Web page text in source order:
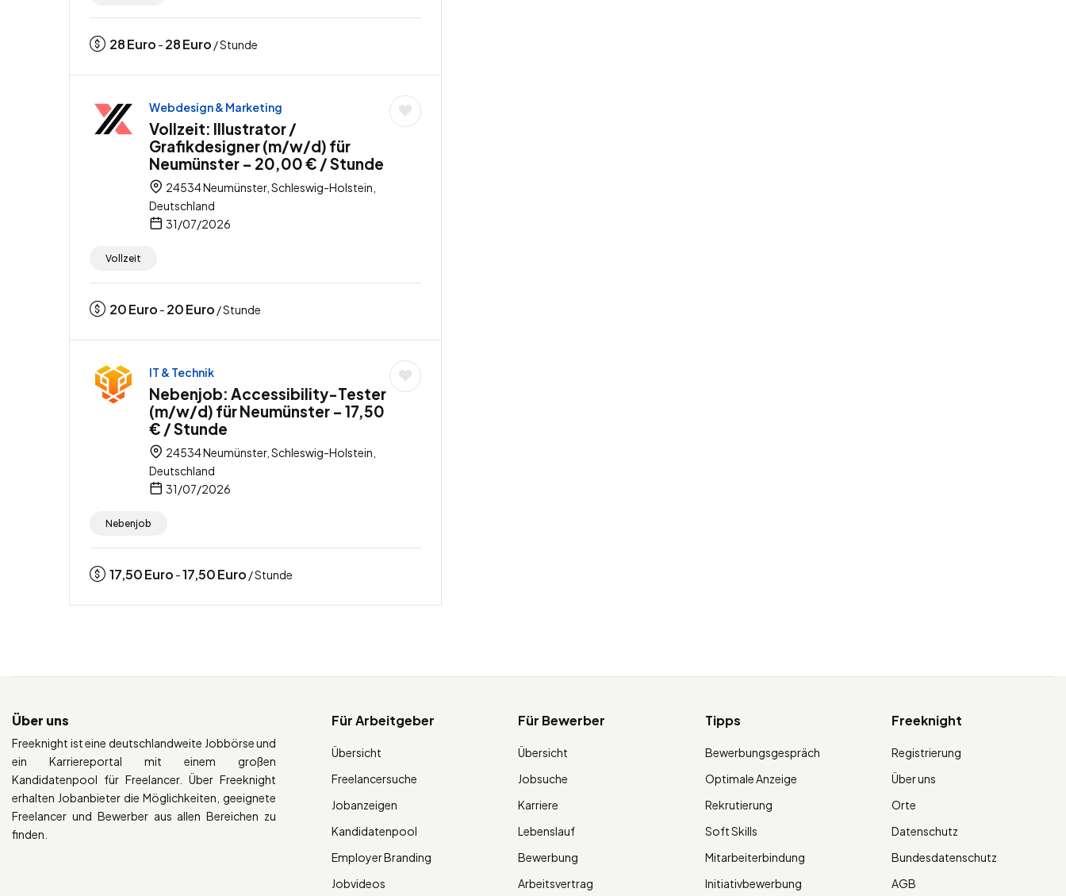
28Euro - 28Euro / Stunde
Webdesign & Marketing
Vollzeit: Illustrator /
Grafikdesigner (m/w/d) für
Neumünster – 20,00 € / Stunde
24534 Neumünster, Schleswig-Holstein,
Deutschland
31/07/2026
Vollzeit
20Euro - 20Euro / Stunde
IT & Technik
Nebenjob: Accessibility-Tester
(m/w/d) für Neumünster – 17,50
€ / Stunde
24534 Neumünster, Schleswig-Holstein,
Deutschland
31/07/2026
Nebenjob
17,50Euro -17,50Euro / Stunde
Über uns
Freeknight ist eine deutschlandweite Jobbörse und
ein Karriereportal mit einem großen
Kandidatenpool für Freelancer. Über Freeknight
erhalten Jobanbieter die Möglichkeiten, geeignete
Freelancer und Bewerber aus allen Bereichen zu
finden.
Für Arbeitgeber
Übersicht
Freelancersuche
Jobanzeigen
Kandidatenpool
Employer Branding
Jobvideos
Für Bewerber
Übersicht
Jobsuche
Karriere
Lebenslauf
Bewerbung
Arbeitsvertrag
Tipps
Bewerbungsgespräch
Optimale Anzeige
Rekrutierung
Soft Skills
Mitarbeiterbindung
Initiativbewerbung
Freeknight
Registrierung
Über uns
Orte
Datenschutz
Bundesdatenschutz
AGB